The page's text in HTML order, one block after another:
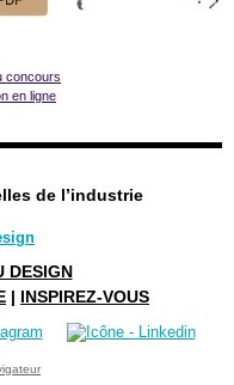
concours
en ligne
de l’industrie
DESIGN
| INSPIREZ-VOUS